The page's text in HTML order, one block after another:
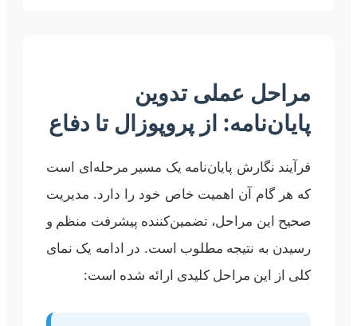
مراحل عملی تدوین
پایان‌نامه: از پروپوزال تا دفاع
فرآیند نگارش پایان‌نامه یک مسیر مرحله‌ای است
که هر گام آن اهمیت خاص خود را دارد. مدیریت
صحیح این مراحل، تضمین‌کننده پیشرفت منظم و
رسیدن به نتیجه مطلوب است. در ادامه یک نمای
کلی از این مراحل کلیدی ارائه شده است: